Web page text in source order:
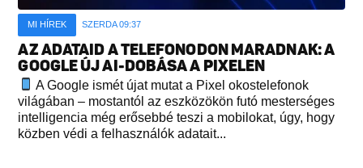
MI HÍREK SZERDA 09:37
AZ ADATAID A TELEFONODON MARADNAK: A
GOOGLE ÚJ AI-DOBÁSA A PIXELEN
A Google ismét újat mutat a Pixel okostelefonok
világában – mostantól az eszközökön futó mesterséges
intelligencia még erősebbé teszi a mobilokat, úgy, hogy
közben védi a felhasználók adatait...